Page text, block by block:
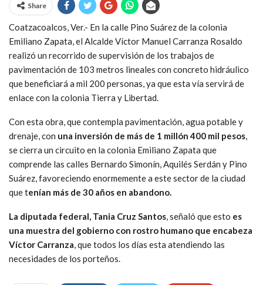
Share
Coatzacoalcos, Ver.- En la calle Pino Suárez de la colonia
Emiliano Zapata, el Alcalde Víctor Manuel Carranza Rosaldo
realizó un recorrido de supervisión de los trabajos de
pavimentación de 103 metros lineales con concreto hidráulico
que beneficiará a mil 200 personas, ya que esta vía servirá de
enlace con la colonia Tierra y Libertad.
Con esta obra, que contempla pavimentación, agua potable y
drenaje, con una inversión de más de 1 millón 400 mil pesos,
se cierra un circuito en la colonia Emiliano Zapata que
comprende las calles Bernardo Simonín, Aquilés Serdán y Pino
Suárez, favoreciendo enormemente a este sector de la ciudad
que tenían más de 30 años en abandono.
La diputada federal, Tania Cruz Santos, señaló que esto es
una muestra del gobierno con rostro humano que encabeza
Víctor Carranza, que todos los días esta atendiendo las
necesidades de los porteños.